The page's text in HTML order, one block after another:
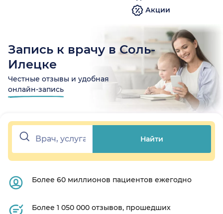
Акции
Запись к врачу в Соль-
Илецке
Честные отзывы и удобная
онлайн-запись
Найти
Более 60 миллионов пациентов ежегодно
Более 1 050 000 отзывов, прошедших